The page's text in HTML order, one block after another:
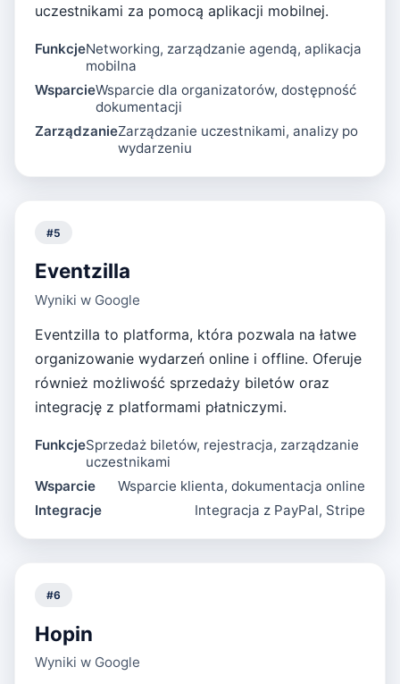
uczestnikami za pomocą aplikacji mobilnej.
FunkcjeNetworking, zarządzanie agendą, aplikacja
mobilna
WsparcieWsparcie dla organizatorów, dostępność
dokumentacji
ZarządzanieZarządzanie uczestnikami, analizy po
wydarzeniu
#5
Eventzilla
Wyniki w Google
Eventzilla to platforma, która pozwala na łatwe
organizowanie wydarzeń online i offline. Oferuje
również możliwość sprzedaży biletów oraz
integrację z platformami płatniczymi.
FunkcjeSprzedaż biletów, rejestracja, zarządzanie
uczestnikami
Wsparcie
Wsparcie klienta, dokumentacja online
Integracje
Integracja z PayPal, Stripe
#6
Hopin
Wyniki w Google